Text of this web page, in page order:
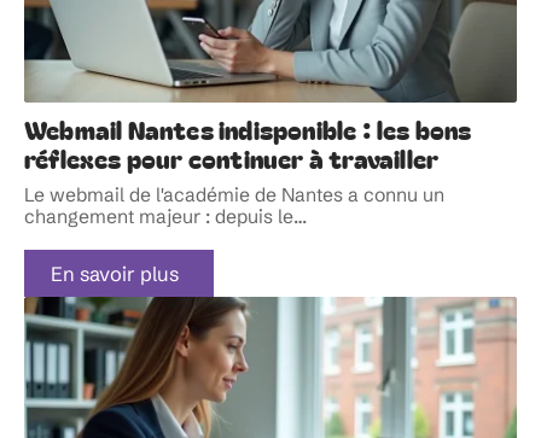
Webmail Nantes indisponible : les bons
réflexes pour continuer à travailler
Le webmail de l'académie de Nantes a connu un
changement majeur : depuis le…
En savoir plus